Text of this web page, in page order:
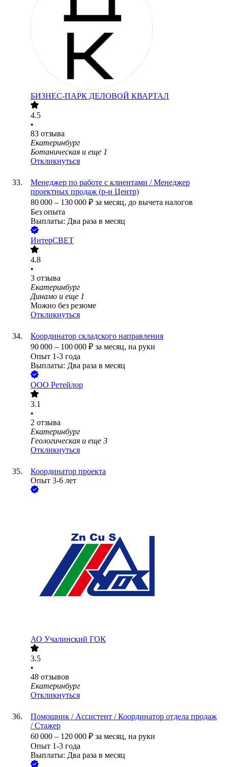
БИЗНЕС-ПАРК ДЕЛОВОЙ КВАРТАЛ
4.5
•
83 отзыва
Екатеринбург
Ботаническая и еще 1
Откликнуться
Менеджер по работе с клиентами / Менеджер
проектных продаж (р-н Центр)
80 000 – 130 000 ₽ за месяц, до вычета налогов
Без опыта
Выплаты: Два раза в месяц
ИнтерСВЕТ
4.8
•
3 отзыва
Екатеринбург
Динамо и еще 1
Можно без резюме
Откликнуться
Координатор складского направления
90 000 – 100 000 ₽ за месяц, на руки
Опыт 1-3 года
Выплаты: Два раза в месяц
ООО Ретейлор
3.1
•
2 отзыва
Екатеринбург
Геологическая и еще 3
Откликнуться
Координатор проекта
Опыт 3-6 лет
АО Учалинский ГОК
3.5
•
48 отзывов
Екатеринбург
Откликнуться
Помощник / Ассистент / Координатор отдела продаж
/ Стажер
60 000 – 120 000 ₽ за месяц, на руки
Опыт 1-3 года
Выплаты: Два раза в месяц